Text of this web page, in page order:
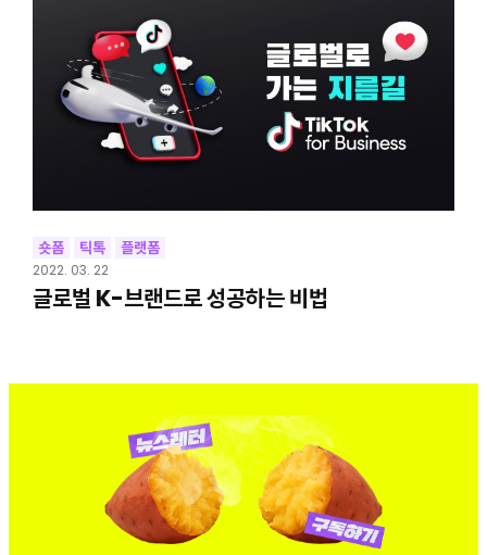
숏폼 틱톡 플랫폼
2022. 03. 22
글로벌 K-브랜드로 성공하는 비법